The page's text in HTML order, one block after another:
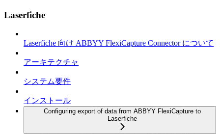
Laserfiche
Laserfiche 向け ABBYY FlexiCapture Connector について
アーキテクチャ
システム要件
インストール
Configuring export of data from ABBYY FlexiCapture to
Laserfiche